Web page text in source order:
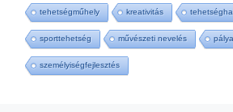
tehetségműhely kreativitás
sporttehetség művészeti nevelés
személyiségfejlesztés